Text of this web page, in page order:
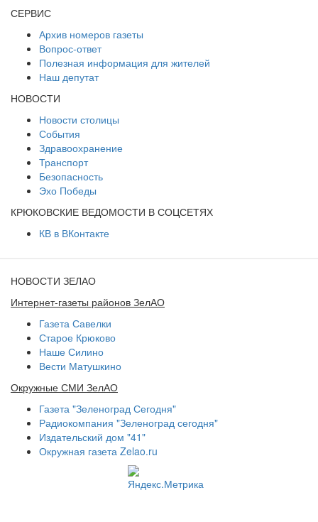
СЕРВИС
Архив номеров газеты
Вопрос-ответ
Полезная информация для жителей
Наш депутат
НОВОСТИ
Новости столицы
События
Здравоохранение
Транспорт
Безопасность
Эхо Победы
КРЮКОВСКИЕ ВЕДОМОСТИ В СОЦСЕТЯХ
КВ в ВКонтакте
НОВОСТИ ЗЕЛАО
Интернет-газеты районов ЗелАО
Газета Савелки
Старое Крюково
Наше Силино
Вести Матушкино
Окружные СМИ ЗелАО
Газета "Зеленоград Сегодня"
Радиокомпания "Зеленоград сегодня"
Издательский дом "41"
Окружная газета Zelao.ru